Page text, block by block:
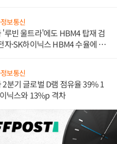
보통신
'루빈 울트라'에도 HBM4 탑재 검
자·SK하이닉스 HBM4 수율에 주
보통신
2분기 글로벌 D램 점유율 39% 1
닉스와 13%p 격차